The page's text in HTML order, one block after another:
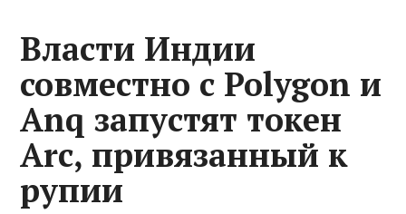
Власти Индии
совместно с Polygon и
Anq запустят токен
Arc, привязанный к
рупии